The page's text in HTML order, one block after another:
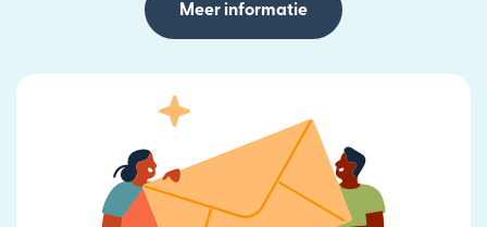
Meer informatie